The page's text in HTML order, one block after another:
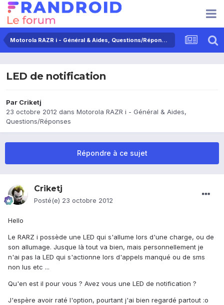
Motorola RAZR i - Général & Aides, Questions/Réponses
LED de notification
Par Criketj
23 octobre 2012 dans Motorola RAZR i - Général & Aides,
Questions/Réponses
Répondre à ce sujet
Criketj
Posté(e) 23 octobre 2012
Hello
Le RARZ i possède une LED qui s'allume lors d'une charge, ou de
son allumage. Jusque là tout va bien, mais personnellement je
n'ai pas la LED qui s'actionne lors d'appels manqué ou de sms
non lus etc ...
Qu'en est il pour vous ? Avez vous une LED de notification ?
J'espère avoir raté l'option, pourtant j'ai bien regardé partout :o